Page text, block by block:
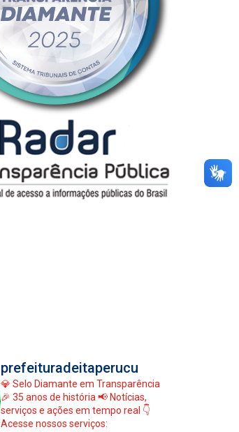
prefeituradeitaperucu
💎 Selo Diamante em Transparência
🎉 35 anos de história 📢 Notícias,
serviços e ações em tempo real 👇
Acesse nossos serviços: